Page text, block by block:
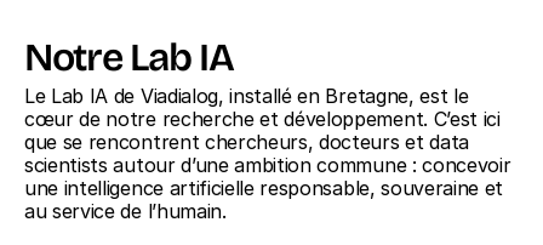
Notre Lab IA
Le Lab IA de Viadialog, installé en Bretagne, est le
cœur de notre recherche et développement. C’est ici
que se rencontrent chercheurs, docteurs et data
scientists autour d’une ambition commune : concevoir
une intelligence artificielle responsable, souveraine et
au service de l’humain.